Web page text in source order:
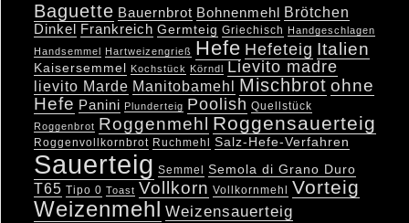
Baguette Bauernbrot Bohnenmehl Brötchen
Dinkel Frankreich Germteig Griechisch
Handgeschlagen
Handsemmel
Hartweizengrieß Hefe Hefeteig Italien
Kaisersemmel Kochstück Körndl Lievito madre
lievito Marde Manitobamehl Mischbrot ohne
Hefe Panini Plunderteig Poolish Quellstück
Roggenbrot Roggenmehl Roggensauerteig
Roggenvollkornbrot Ruchmehl Salz-Hefe-Verfahren
Sauerteig Semmel Semola di Grano Duro
T65 Tipo 0 Toast Vollkorn Vollkornmehl Vorteig
Weizenmehl Weizensauerteig